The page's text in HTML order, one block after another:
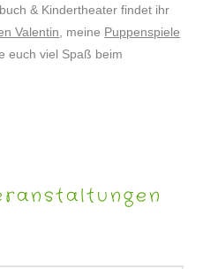
& Kindertheater findet ihr
Valentin , meine Puppenspiele
euch viel Spaß beim